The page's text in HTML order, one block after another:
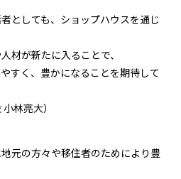
としても、ショップハウスを通じ
材が新たに入ることで、
すく、豊かになることを期待して
林亮大）
地元の方々や移住者のためにより豊